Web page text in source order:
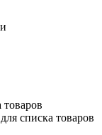
списка товаров